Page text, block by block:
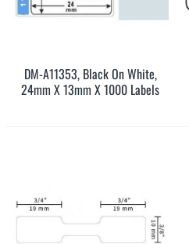
DM-A11353, Black On White,
24mm X 13mm X 1000 Labels